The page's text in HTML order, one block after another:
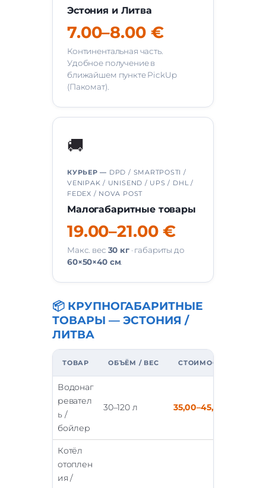
Эстония и Литва
7.00–8.00 €
Континентальная часть.
Удобное получение в
ближайшем пункте PickUp
(Пакомат).
🚚
КУРЬЕР — DPD / SMARTPOSTI /
VENIPAK / UNISEND / UPS / DHL /
FEDEX / NOVA POST
Малогабаритные товары
19.00–21.00 €
Макс. вес 30 кг· габариты до
60×50×40 см
📦 КРУПНОГАБАРИТНЫЕ
ТОВАРЫ — ЭСТОНИЯ /
ЛИТВА
ТОВАР ОБЪЁМ / ВЕС СТОИМОСТЬ
Водонаг
ревател
ь /
бойлер
30–120 л 35,00–45,00 €
Котёл
отоплен
ия /